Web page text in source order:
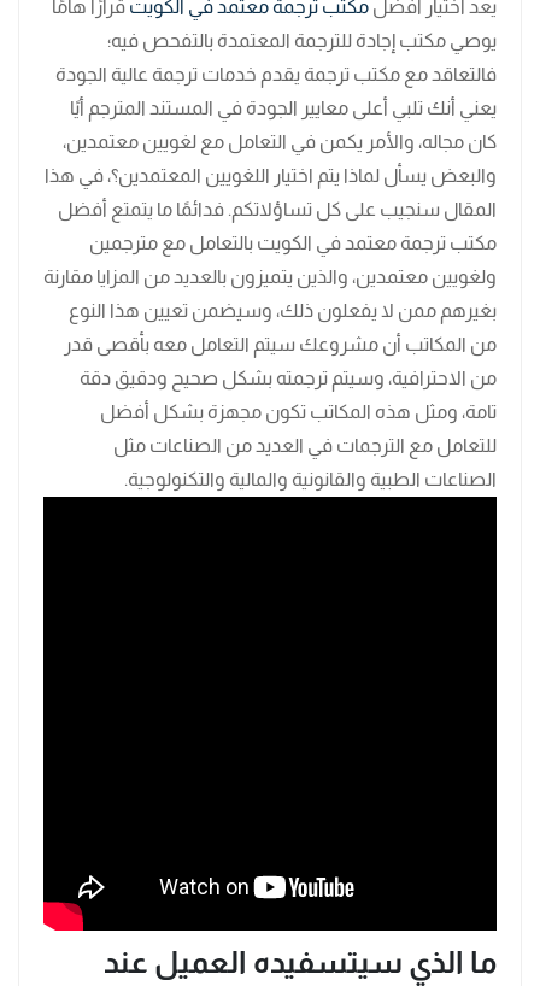
يعد اختيار أفضل مكتب ترجمة معتمد في الكويت قرارًا هامًا
يوصي مكتب إجادة للترجمة المعتمدة بالتفحص فيه؛
فالتعاقد مع مكتب ترجمة يقدم خدمات ترجمة عالية الجودة
يعني أنك تلبي أعلى معايير الجودة في المستند المترجم أيًا
كان مجاله، والأمر يكمن في التعامل مع لغويين معتمدين،
والبعض يسأل لماذا يتم اختيار اللغويين المعتمدين؟، في هذا
المقال سنجيب على كل تساؤلاتكم. فدائمًا ما يتمتع أفضل
مكتب ترجمة معتمد في الكويت بالتعامل مع مترجمين
ولغويين معتمدين، والذين يتميزون بالعديد من المزايا مقارنة
بغيرهم ممن لا يفعلون ذلك، وسيضمن تعيين هذا النوع
من المكاتب أن مشروعك سيتم التعامل معه بأقصى قدر
من الاحترافية، وسيتم ترجمته بشكل صحيح ودقيق دقة
تامة، ومثل هذه المكاتب تكون مجهزة بشكل أفضل
للتعامل مع الترجمات في العديد من الصناعات مثل
الصناعات الطبية والقانونية والمالية والتكنولوجية.
ما الذي سيتسفيده العميل عند